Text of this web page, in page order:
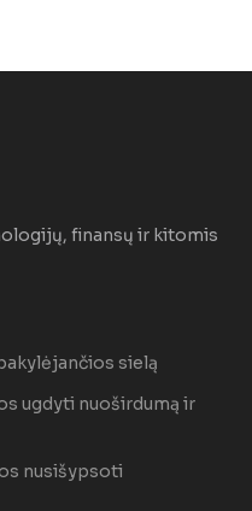
finansų ir kitomis
sielą
ugdyti nuoširdumą ir
nusišypsoti